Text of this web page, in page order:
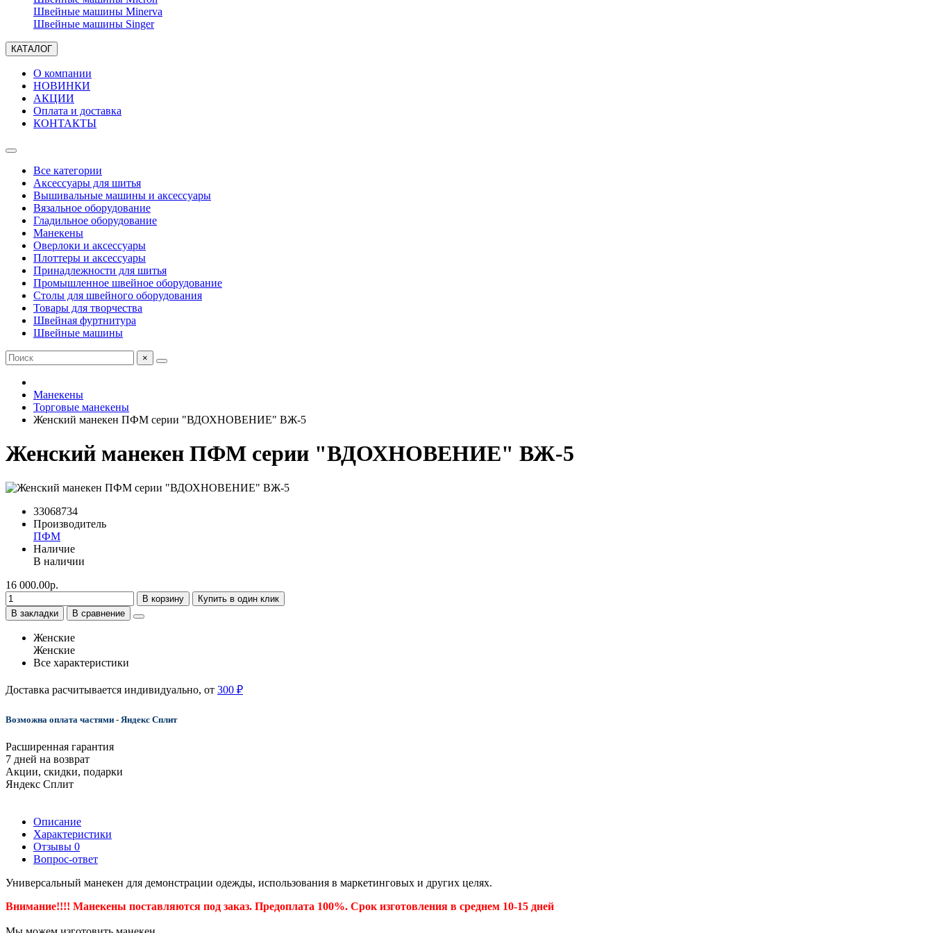
Швейные машины Minerva
Швейные машины Singer
КАТАЛОГ
О компании
НОВИНКИ
АКЦИИ
Оплата и доставка
КОНТАКТЫ
Все категории
Аксессуары для шитья
Вышивальные машины и аксессуары
Вязальное оборудование
Гладильное оборудование
Манекены
Оверлоки и аксессуары
Плоттеры и аксессуары
Принадлежности для шитья
Промышленное швейное оборудование
Столы для швейного оборудования
Товары для творчества
Швейная фуртнитура
Швейные машины
×
Манекены
Торговые манекены
Женский манекен ПФМ серии "ВДОХНОВЕНИЕ" ВЖ-5
Женский манекен ПФМ серии "ВДОХНОВЕНИЕ" ВЖ-5
33068734
Производитель
ПФМ
Наличие
В наличии
16 000.00р.
В корзину
Купить в один клик
В закладки
В сравнение
Женские
Женские
Все характеристики
Доставка расчитывается индивидуально, от 300 ₽
Возможна оплата частями - Яндекс Сплит
Расширенная гарантия
7 дней на возврат
Акции, скидки, подарки
Яндекс Сплит
Описание
Характеристики
Отзывы 0
Вопрос-ответ
Универсальный манекен для демонстрации одежды, использования в маркетинговых и других целях.
Внимание!!!! Манекены поставляются под заказ. Предоплата 100%. Срок изготовления в среднем 10-15 дней